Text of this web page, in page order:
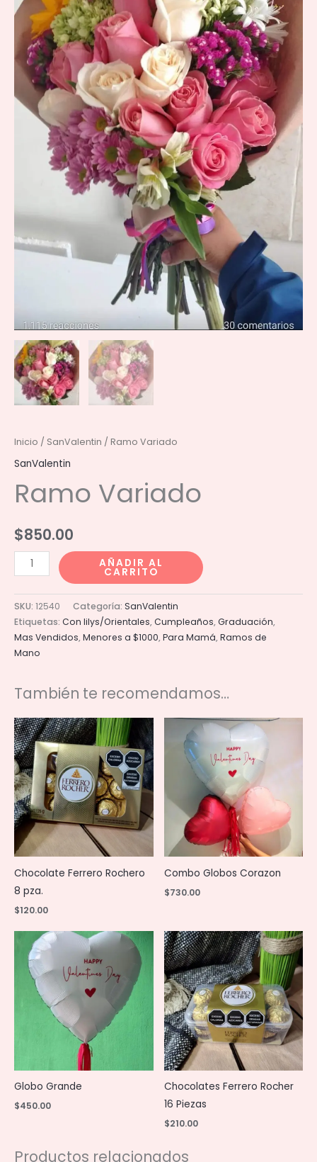
Inicio / SanValentin / Ramo Variado
SanValentin
Ramo Variado
$850.00
Ramo
Variado
cantidad
AÑADIR AL
CARRITO
SKU: 12540 Categoría: SanValentin
Etiquetas: Con lilys/Orientales,Cumpleaños,Graduación,
Mas Vendidos,Menores a $1000,Para Mamá,Ramos de
Mano
También te recomendamos…
Chocolate Ferrero Rochero
8 pza.
$120.00
Combo Globos Corazon
$730.00
Globo Grande
$450.00
Chocolates Ferrero Rocher
16 Piezas
$210.00
Productos relacionados